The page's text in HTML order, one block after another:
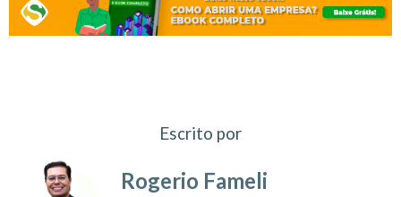
Escrito por
Rogerio Fameli